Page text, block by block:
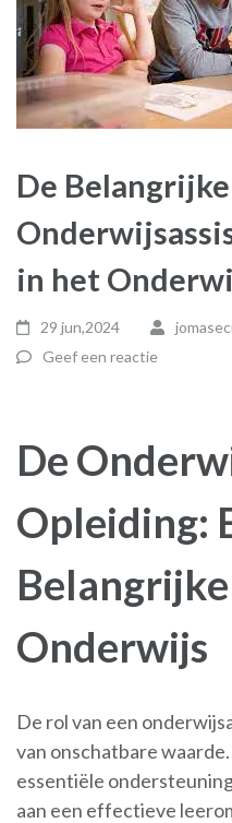
De
in het
29 jun,2024
Geef een reactie
De
Opleiding:
Onderwijs
De rol van een
van onschatbare
essentiële
aan een effectieve